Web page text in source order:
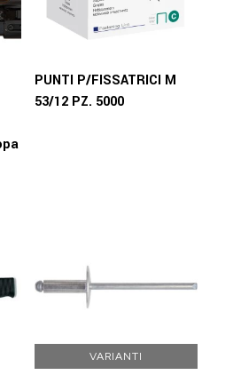
PUNTI P/FISSATRICI M
53/12 PZ. 5000
VARIANTI